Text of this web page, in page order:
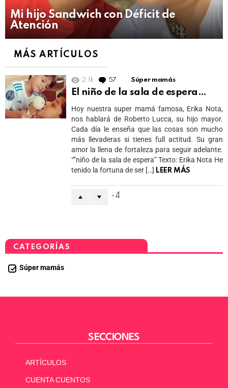
Mi hijo Sandwich con Déficit de
Atención
MÁS ARTÍCULOS
2.1k 57 Comments
Súper mamás
El niño de la sala de espera…
Hoy nuestra super mamá famosa, Erika Nota,
nos hablará de Roberto Lucca, su hijo mayor.
Cada día le enseña que las cosas son mucho
más llevaderas si tienes full actitud. Su gran
amor la llena de fortaleza para seguir adelante.
“”niño de la sala de espera” Texto: Erika Nota He
tenido la fortuna de ser […] LEER MÁS
-4
CATEGORÍAS
Súper mamás
SECCIONES
ARTÍCULOS
CUENTA CUENTOS